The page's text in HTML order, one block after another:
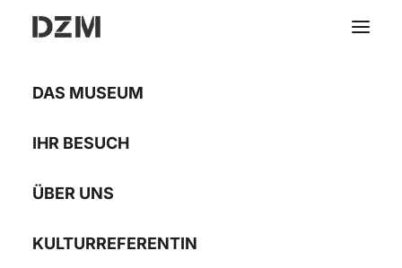
DAS MUSEUM
IHR BESUCH
ÜBER UNS
KULTURREFERENTIN
The Danube River
Project
Andreas Müller Pohle